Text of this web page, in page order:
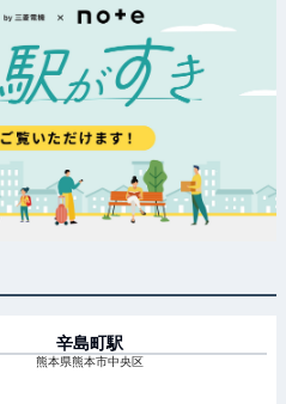
辛島町駅
熊本県熊本市中央区